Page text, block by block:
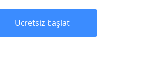
Ücretsiz başlat